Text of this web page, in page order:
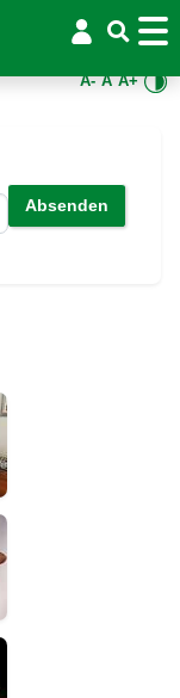
A- A A+
Absenden